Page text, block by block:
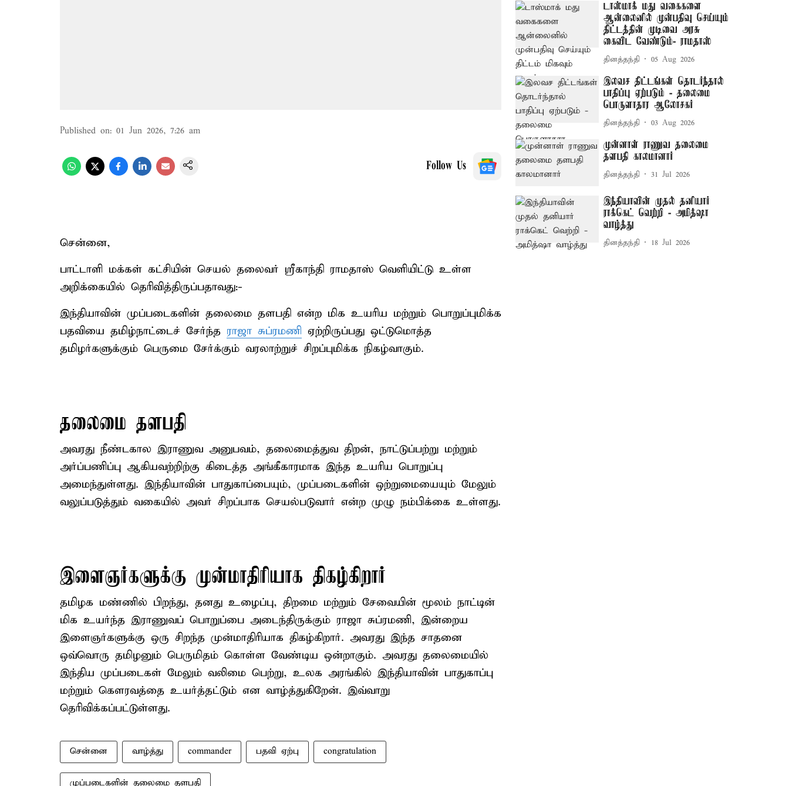
Published on: 01 Jun 2026, 7:26 am
Follow Us
சென்னை,
பாட்டாளி மக்கள் கட்சியின் செயல் தலைவர் ஸ்ரீகாந்தி ராமதாஸ் வெளியிட்டு உள்ள
அறிக்கையில் தெரிவித்திருப்பதாவது:-
இந்தியாவின் முப்படைகளின் தலைமை தளபதி என்ற மிக உயரிய மற்றும் பொறுப்புமிக்க
பதவியை தமிழ்நாட்டைச் சேர்ந்த ராஜா சுப்ரமணி ஏற்றிருப்பது ஒட்டுமொத்த
தமிழர்களுக்கும் பெருமை சேர்க்கும் வரலாற்றுச் சிறப்புமிக்க நிகழ்வாகும்.
தலைமை தளபதி
அவரது நீண்டகால இராணுவ அனுபவம், தலைமைத்துவ திறன், நாட்டுப்பற்று மற்றும்
அர்ப்பணிப்பு ஆகியவற்றிற்கு கிடைத்த அங்கீகாரமாக இந்த உயரிய பொறுப்பு
அமைந்துள்ளது. இந்தியாவின் பாதுகாப்பையும், முப்படைகளின் ஒற்றுமையையும் மேலும்
வலுப்படுத்தும் வகையில் அவர் சிறப்பாக செயல்படுவார் என்ற முழு நம்பிக்கை உள்ளது.
இளைஞர்களுக்கு முன்மாதிரியாக திகழ்கிறார்
தமிழக மண்ணில் பிறந்து, தனது உழைப்பு, திறமை மற்றும் சேவையின் மூலம் நாட்டின்
மிக உயர்ந்த இராணுவப் பொறுப்பை அடைந்திருக்கும் ராஜா சுப்ரமணி, இன்றைய
இளைஞர்களுக்கு ஒரு சிறந்த முன்மாதிரியாக திகழ்கிறார். அவரது இந்த சாதனை
ஒவ்வொரு தமிழனும் பெருமிதம் கொள்ள வேண்டிய ஒன்றாகும். அவரது தலைமையில்
இந்திய முப்படைகள் மேலும் வலிமை பெற்று, உலக அரங்கில் இந்தியாவின் பாதுகாப்பு
மற்றும் கௌரவத்தை உயர்த்தட்டும் என வாழ்த்துகிறேன். இவ்வாறு
தெரிவிக்கப்பட்டுள்ளது.
சென்னை வாழ்த்து commander பதவி ஏற்பு congratulation
முப்படைகளின் தலைமை தளபதி
டாஸ்மாக் மது வகைகளை
ஆன்லைனில் முன்பதிவு செய்யும்
திட்டத்தின் முடிவை அரசு
கைவிட வேண்டும்- ராமதாஸ்
தினத்தந்தி 05 Aug 2026
இலவச திட்டங்கள் தொடர்ந்தால்
பாதிப்பு ஏற்படும் - தலைமை
பொருளாதார ஆலோசகர்
தினத்தந்தி 03 Aug 2026
முன்னாள் ராணுவ தலைமை
தளபதி காலமானார்
தினத்தந்தி 31 Jul 2026
இந்தியாவின் முதல் தனியார்
ராக்கெட் வெற்றி - அமித்ஷா
வாழ்த்து
தினத்தந்தி 18 Jul 2026